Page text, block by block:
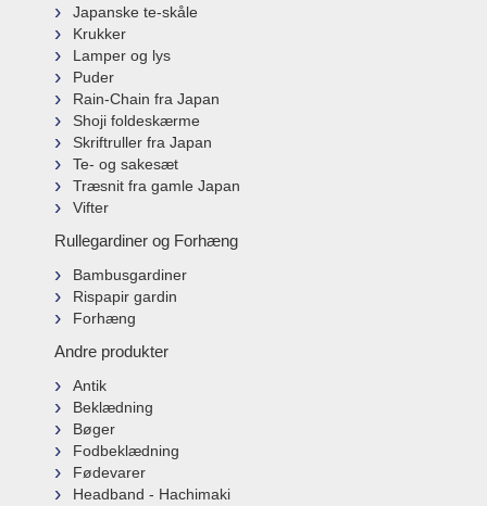
Japanske te-skåle
Krukker
Lamper og lys
Puder
Rain-Chain fra Japan
Shoji foldeskærme
Skriftruller fra Japan
Te- og sakesæt
Træsnit fra gamle Japan
Vifter
Rullegardiner og Forhæng
Bambusgardiner
Rispapir gardin
Forhæng
Andre produkter
Antik
Beklædning
Bøger
Fodbeklædning
Fødevarer
Headband - Hachimaki